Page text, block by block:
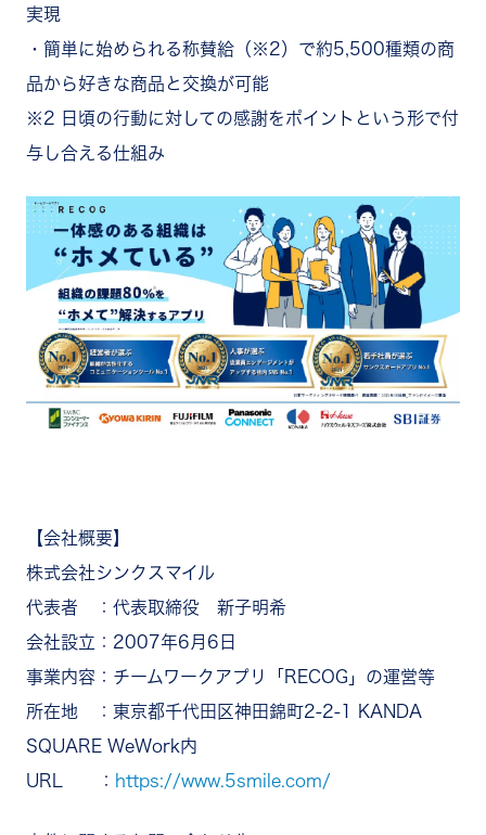
実現
・簡単に始められる称賛給（※2）で約5,500種類の商
品から好きな商品と交換が可能
※2 日頃の行動に対しての感謝をポイントという形で付
与し合える仕組み
【会社概要】
株式会社シンクスマイル
代表者 ：代表取締役 新子明希
会社設立：2007年6月6日
事業内容：チームワークアプリ「RECOG」の運営等
所在地 ：東京都千代田区神田錦町2-2-1 KANDA
SQUARE WeWork内
URL ： https://www.5smile.com/